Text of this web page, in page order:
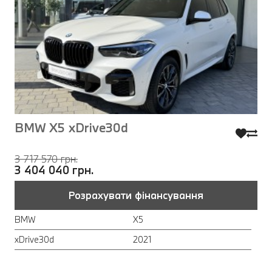
BMW X5 xDrive30d
3 717 570 грн.
3 404 040 грн.
Розрахувати фінансування
BMW
X5
xDrive30d
2021